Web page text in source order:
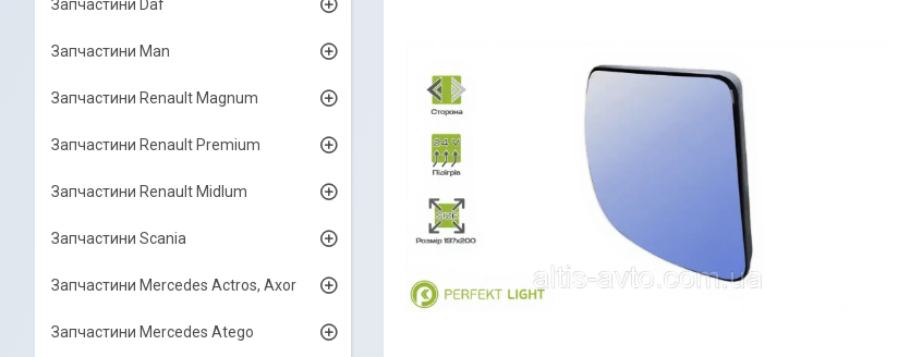
Запчастини Daf
Запчастини Man
Запчастини Renault Magnum
Запчастини Renault Premium
Запчастини Renault Midlum
Запчастини Scania
Запчастини Mercedes Actros, Axor
Запчастини Mercedes Atego